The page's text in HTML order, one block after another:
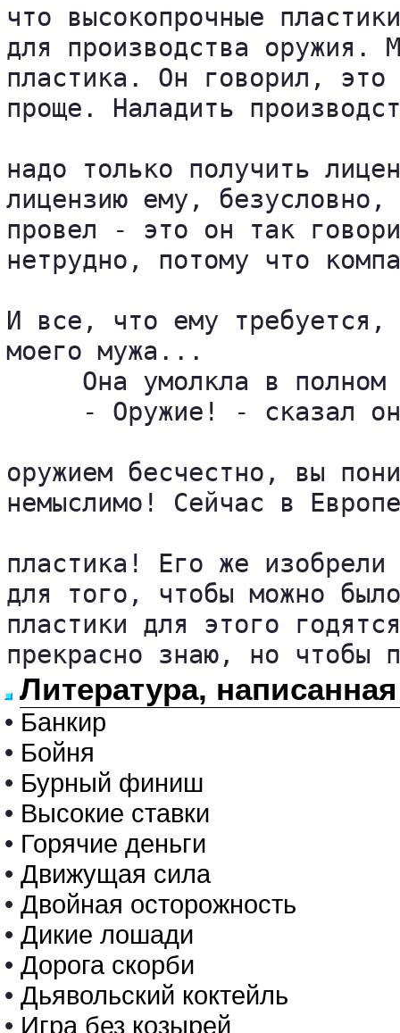
что высокопрочные
для производства оружия.
пластика. Он говорил,
проще. Наладить
надо только получить
лицензию ему,
провел - это он так
нетрудно, потому что
И все, что ему
моего мужа...
Она умолкла в
- Оружие! - сказал
оружием бесчестно, вы
немыслимо! Сейчас в
пластика! Его же
для того, чтобы можно
пластики для этого
прекрасно знаю, но чтобы
Литература,
• Банкир
• Бойня
• Бурный финиш
• Высокие ставки
• Горячие деньги
• Движущая сила
• Двойная осторожность
• Дикие лошади
• Дорога скорби
• Дьявольский коктейль
• Игра без козырей